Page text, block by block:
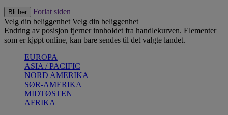
Bli her
Forlat siden
Velg din beliggenhet Velg din beliggenhet
Endring av posisjon fjerner innholdet fra handlekurven. Elementer
som er kjøpt online, kan bare sendes til det valgte landet.
EUROPA
ASIA / PACIFIC
NORD AMERIKA
SØR-AMERIKA
MIDTØSTEN
AFRIKA